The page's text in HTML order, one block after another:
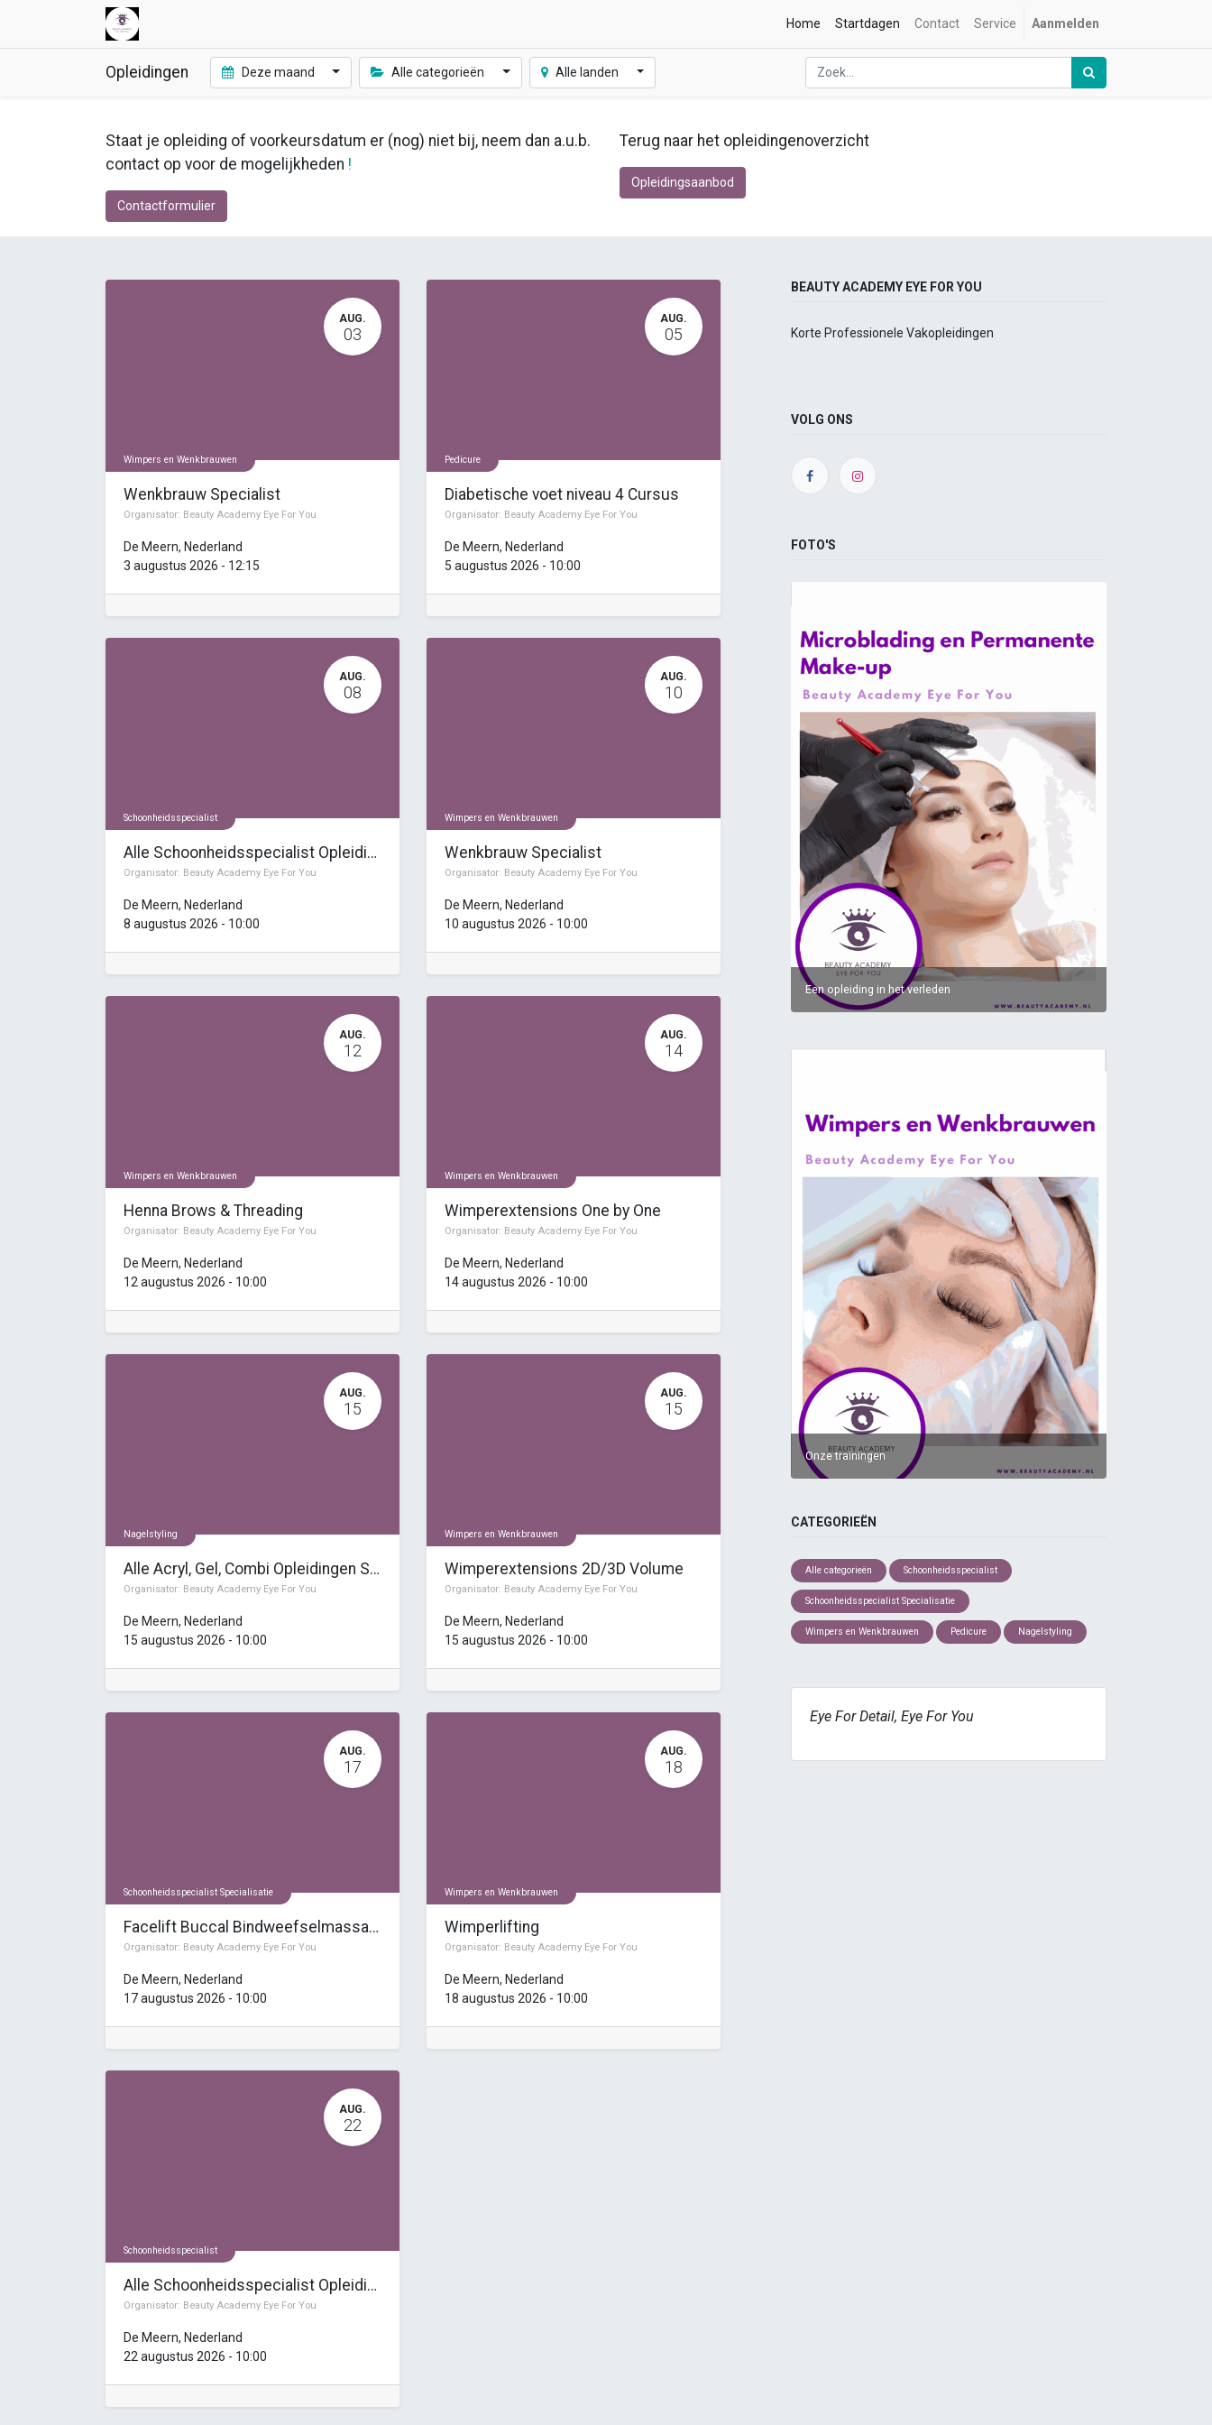
Home Startdagen Contact Service Aanmelden
Opleidingen Deze maand Alle categorieën Alle landen
Staat je opleiding of voorkeursdatum er (nog) niet bij, neem dan a.u.b.
contact op voor de mogelijkheden !
Contactformulier
Terug naar het opleidingenoverzicht
Opleidingsaanbod
AUG.
03
Wimpers en Wenkbrauwen
Wenkbrauw Specialist
Organisator: Beauty Academy Eye For You
De Meern, Nederland
3 augustus 2026 - 12:15
AUG.
05
Pedicure
Diabetische voet niveau 4 Cursus
Organisator: Beauty Academy Eye For You
De Meern, Nederland
5 augustus 2026 - 10:00
AUG.
08
Schoonheidsspecialist
Alle Schoonheidsspecialist Opleidingen
Organisator: Beauty Academy Eye For You
De Meern, Nederland
8 augustus 2026 - 10:00
AUG.
10
Wimpers en Wenkbrauwen
Wenkbrauw Specialist
Organisator: Beauty Academy Eye For You
De Meern, Nederland
10 augustus 2026 - 10:00
AUG.
12
Wimpers en Wenkbrauwen
Henna Brows & Threading
Organisator: Beauty Academy Eye For You
De Meern, Nederland
12 augustus 2026 - 10:00
AUG.
14
Wimpers en Wenkbrauwen
Wimperextensions One by One
Organisator: Beauty Academy Eye For You
De Meern, Nederland
14 augustus 2026 - 10:00
AUG.
15
Nagelstyling
Alle Acryl, Gel, Combi Opleidingen Startdag
Organisator: Beauty Academy Eye For You
De Meern, Nederland
15 augustus 2026 - 10:00
AUG.
15
Wimpers en Wenkbrauwen
Wimperextensions 2D/3D Volume
Organisator: Beauty Academy Eye For You
De Meern, Nederland
15 augustus 2026 - 10:00
AUG.
17
Schoonheidsspecialist Specialisatie
Facelift Buccal Bindweefselmassage Cursus
Organisator: Beauty Academy Eye For You
De Meern, Nederland
17 augustus 2026 - 10:00
AUG.
18
Wimpers en Wenkbrauwen
Wimperlifting
Organisator: Beauty Academy Eye For You
De Meern, Nederland
18 augustus 2026 - 10:00
AUG.
22
Schoonheidsspecialist
Alle Schoonheidsspecialist Opleidingen
Organisator: Beauty Academy Eye For You
De Meern, Nederland
22 augustus 2026 - 10:00
BEAUTY ACADEMY EYE FOR YOU
Korte Professionele Vakopleidingen
VOLG ONS
FOTO'S
Een opleiding in het verleden
Onze trainingen
CATEGORIEËN
Alle categorieën Schoonheidsspecialist
Schoonheidsspecialist Specialisatie
Wimpers en Wenkbrauwen Pedicure Nagelstyling
Eye For Detail, Eye For You